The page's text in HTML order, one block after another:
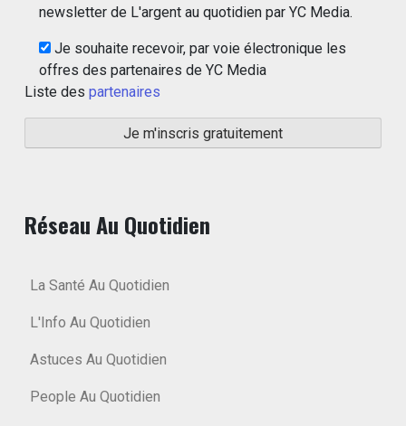
newsletter de L'argent au quotidien par YC Media.
Je souhaite recevoir, par voie électronique les
offres des partenaires de YC Media
Liste des partenaires
Réseau Au Quotidien
La Santé Au Quotidien
L'Info Au Quotidien
Astuces Au Quotidien
People Au Quotidien